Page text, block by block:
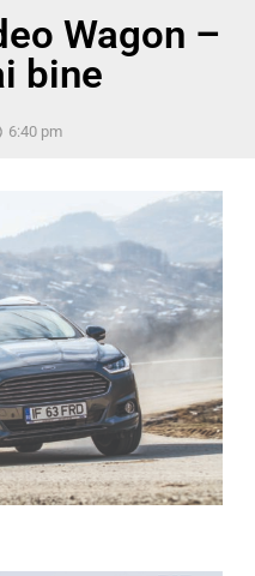
Wagon –
bine
6:40 pm